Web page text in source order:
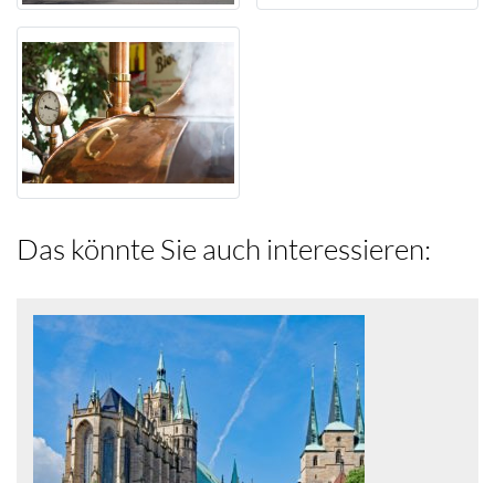
Das könnte Sie auch interessieren: